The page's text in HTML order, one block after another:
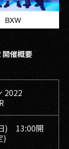
開催概要
2022
) 13:00開
)